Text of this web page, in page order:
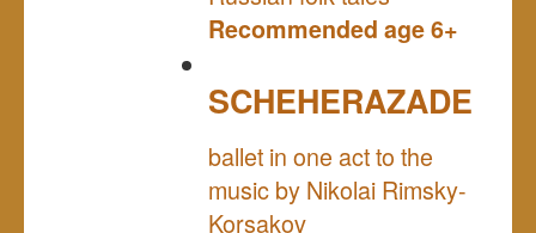
Recommended age 6+
SCHEHERAZADE
ballet in one act to the
music by Nikolai Rimsky-
Korsakov